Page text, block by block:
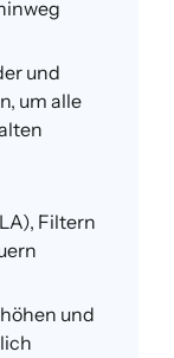
und
um alle
, Filtern
und